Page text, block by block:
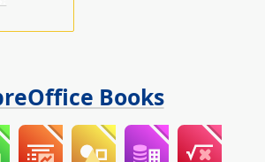
Books